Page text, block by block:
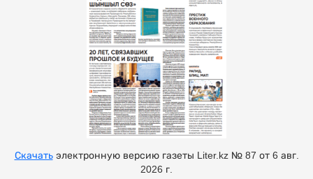
Скачатьэлектронную версию газеты Liter.kz № 87 от 6 авг.
2026 г.